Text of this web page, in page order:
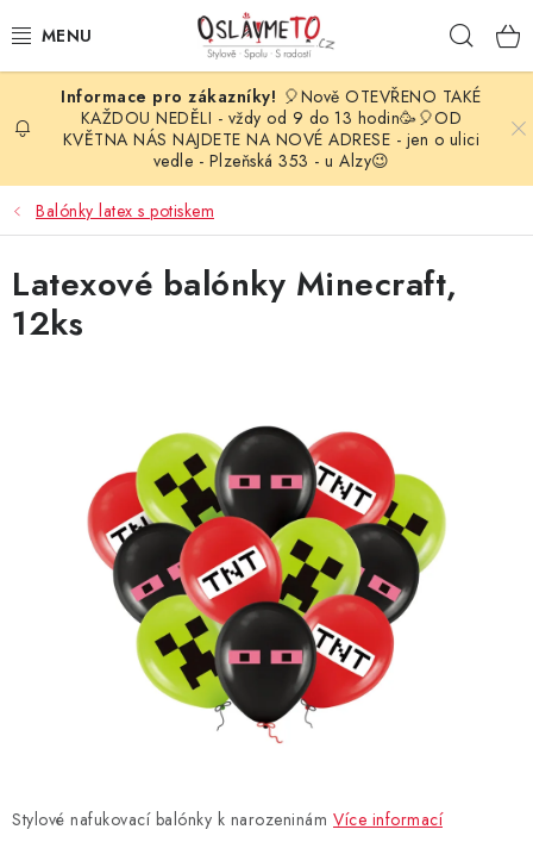
na
OSLAVA NAROZENIN
STYLOVÁ PARTY
DEKORACE A VÝZDOBA
BALÓNKY
SVATEBNÍ DOPLŇKY
BARVY NA OBLIČEJ A VLASY
BLAHOPŘÁNÍ
BUBLIFUKY
DORTOVÉ SVÍČKY A OZDOBY
DÁRKY
🎈Nově OTEVŘENO TAKÉ
KAŽDOU NEDĚLI - vždy od 9 do 13 hodin🥳🎈OD
KVĚTNA NÁS NAJDETE NA NOVÉ ADRESE - jen o ulici
vedle - Plzeňská 353 - u Alzy😉
Balónky latex s potiskem
Stylové nafukovací balónky k narozeninám Více informací
Latexové balónky Minecraft,
12ks